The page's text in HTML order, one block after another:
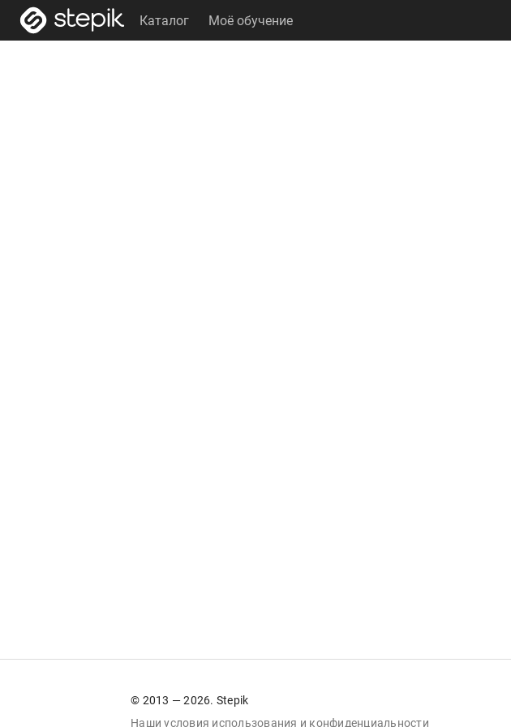
Каталог Моё обучение
© 2013 — 2026. Stepik
Наши условия использования и конфиденциальности